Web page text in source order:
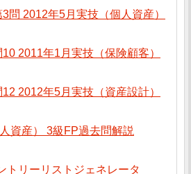
問 2012年5月実技（個人資産）
2011年1月実技（保険顧客）
2012年5月実技（資産設計）
資産） 3級FP過去問解説
トリーリストジェネレータ